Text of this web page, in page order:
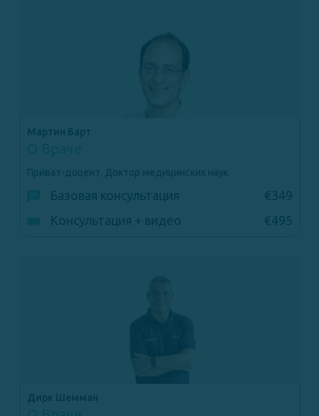
Мартин Барт
Приват-доцент, Доктор медицинских наук
Базовая консультация
€349
Консультация + видео
€495
Дирк Шемман